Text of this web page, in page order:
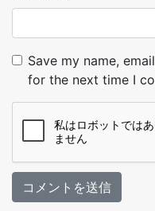
Save my name,
for the next time I